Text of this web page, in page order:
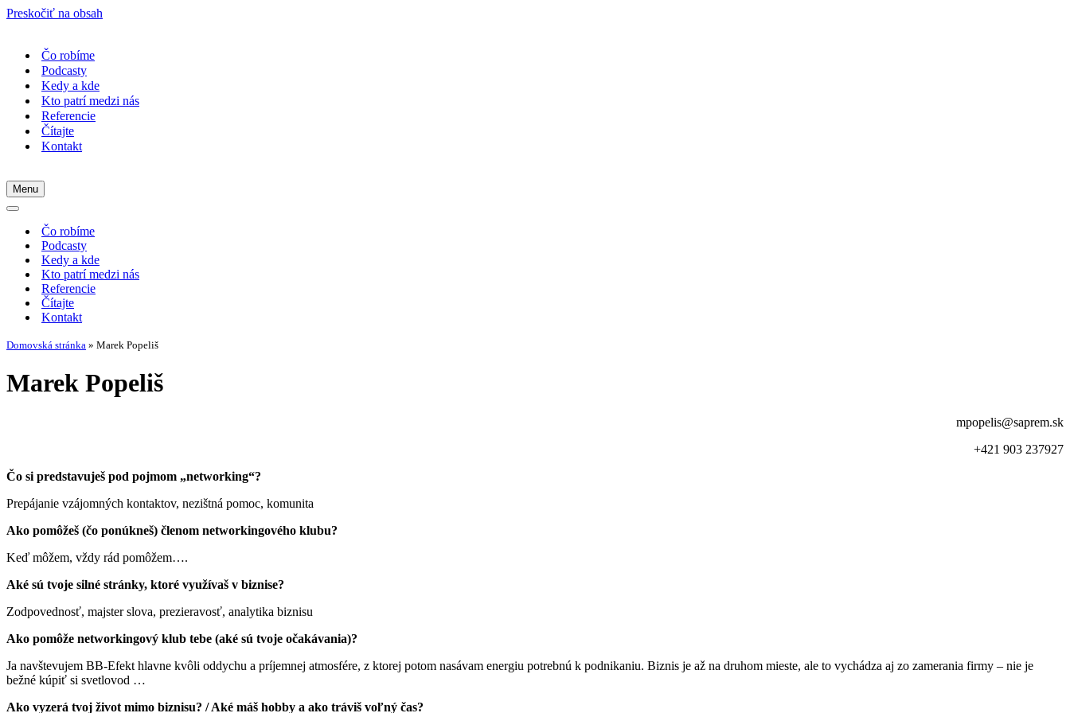
Preskočiť na obsah
Čo robíme
Podcasty
Kedy a kde
Kto patrí medzi nás
Referencie
Čítajte
Kontakt
Menu
Menu
Menu
navigácieČo robíme
Podcasty
Kedy a kde
Kto patrí medzi nás
Referencie
Čítajte
Kontakt
Domovská stránka » Marek Popeliš
Marek Popeliš
mpopelis@saprem.sk
+421 903 237927
Čo si predstavuješ pod pojmom „networking“?
Prepájanie vzájomných kontaktov, nezištná pomoc, komunita
Ako pomôžeš (čo ponúkneš) členom networkingového klubu?
Keď môžem, vždy rád pomôžem….
Aké sú tvoje silné stránky, ktoré využívaš v biznise?
Zodpovednosť, majster slova, prezieravosť, analytika biznisu
Ako pomôže networkingový klub tebe (aké sú tvoje očakávania)?
Ja navštevujem BB-Efekt hlavne kvôli oddychu a príjemnej atmosfére, z ktorej potom nasávam energiu potrebnú k podnikaniu. Biznis je až na druhom mieste, ale to vychádza aj zo zamerania firmy – nie je
bežné kúpiť si svetlovod …
Ako vyzerá tvoj život mimo biznisu? / Aké máš hobby a ako tráviš voľný čas?